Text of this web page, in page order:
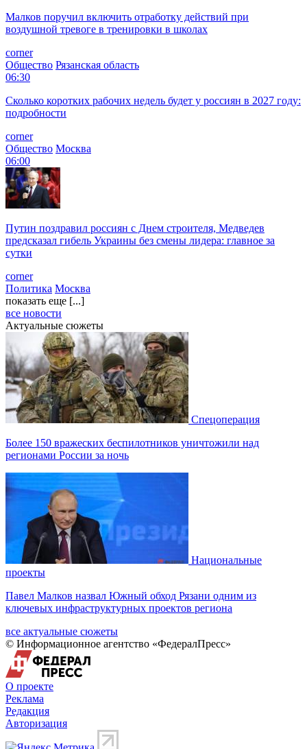
Малков поручил включить отработку действий при
воздушной тревоге в тренировки в школах
corner
Общество Рязанская область
06:30
Сколько коротких рабочих недель будет у россиян в 2027 году:
подробности
corner
Общество Москва
06:00
Путин поздравил россиян с Днем строителя, Медведев
предсказал гибель Украины без смены лидера: главное за
сутки
corner
Политика Москва
показать еще [...]
все новости
Актуальные сюжеты
Спецоперация
Более 150 вражеских беспилотников уничтожили над
регионами России за ночь
Национальные
проекты
Павел Малков назвал Южный обход Рязани одним из
ключевых инфраструктурных проектов региона
все актуальные сюжеты
© Информационное агентство «ФедералПресс»
О проекте
Реклама
Редакция
Авторизация